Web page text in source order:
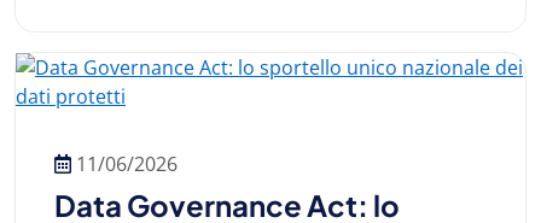
11/06/2026
Data Governance Act: lo